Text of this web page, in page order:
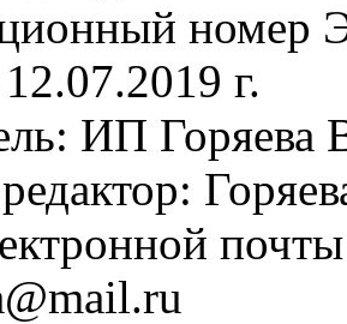
г.
ИП Горяева